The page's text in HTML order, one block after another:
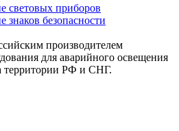
световых приборов
знаков безопасности
производителем
для аварийного освещения
территории РФ и СНГ.